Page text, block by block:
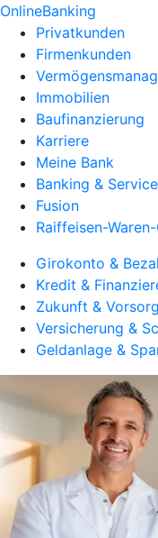
OnlineBanking
Privatkunden
Firmenkunden
Immobilien
Baufinanzierung
Karriere
Meine Bank
Banking & Service
Fusion
Raiffeisen-
Girokonto &
Kredit &
Zukunft &
Versicherung &
Geldanlage &